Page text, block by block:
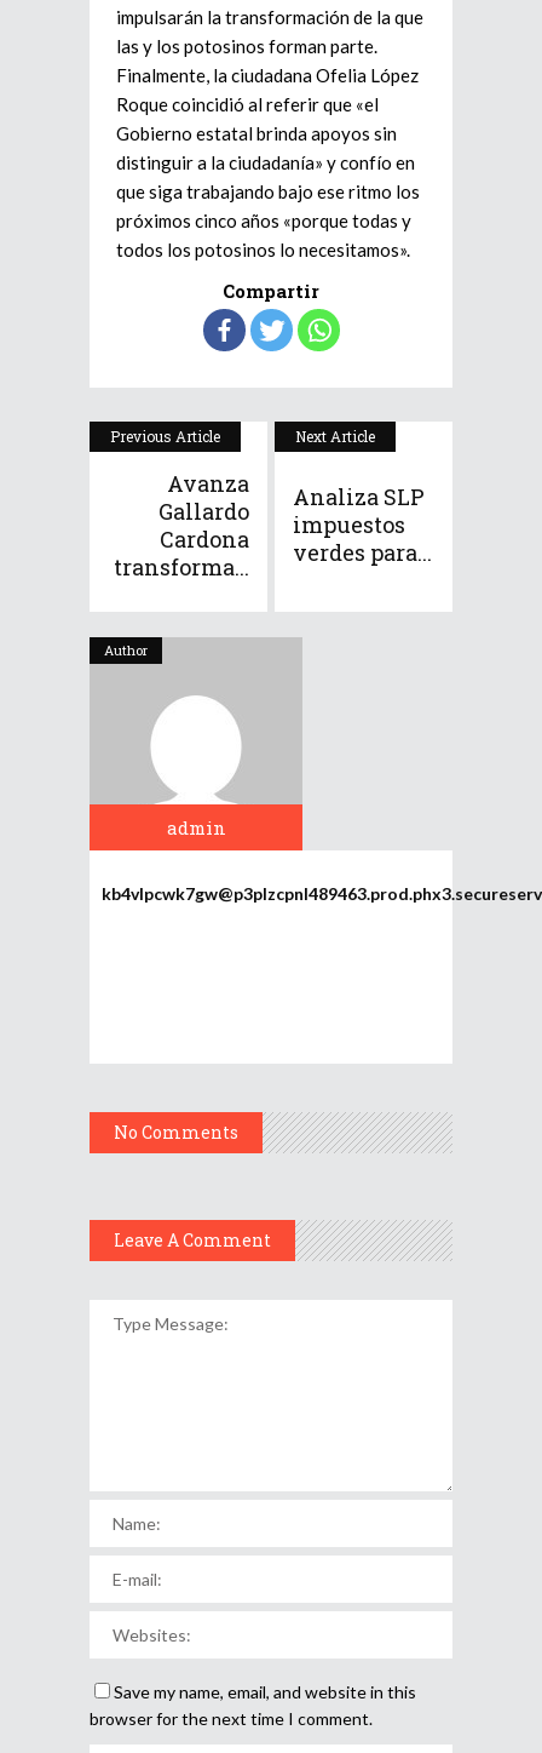
impulsarán la transformación de la que
las y los potosinos forman parte.
Finalmente, la ciudadana Ofelia López
Roque coincidió al referir que «el
Gobierno estatal brinda apoyos sin
distinguir a la ciudadanía» y confío en
que siga trabajando bajo ese ritmo los
próximos cinco años «porque todas y
todos los potosinos lo necesitamos».
Compartir
Previous Article
Avanza
Gallardo
Cardona
transforma...
Next Article
Analiza SLP
impuestos
verdes para...
Author
admin
No Comments
Leave A Comment
Save my name, email, and website in this
browser for the next time I comment.